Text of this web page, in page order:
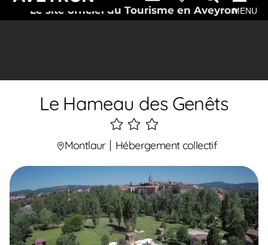
Le site officiel du Tourisme en AveyronMENU
Le Hameau des Genêts
3
étoiles
Montlaur Hébergement collectif